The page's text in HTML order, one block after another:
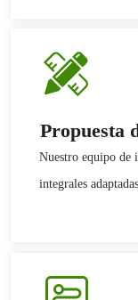
Propuesta
Nuestro equipo de
integrales